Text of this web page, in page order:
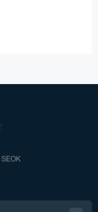
SEOK